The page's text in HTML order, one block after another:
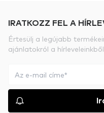
IRATKOZZ FEL A
Értesülj a legújabb
ajánlatokról a